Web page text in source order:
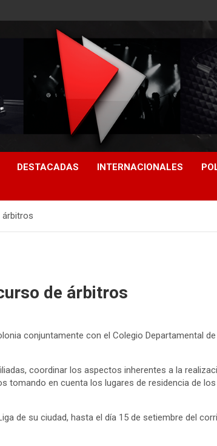
DESTACADAS INTERNACIONALES
árbitros
de árbitros
conjuntamente con el Colegio Departamental
coordinar los aspectos inherentes a la
tomando en cuenta los lugares de residencia de
de su ciudad, hasta el día 15 de setiembre del